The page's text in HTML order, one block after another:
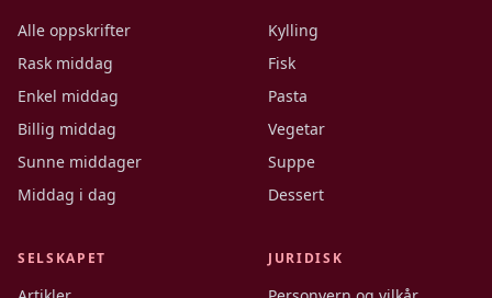
Alle oppskrifter
Rask middag
Enkel middag
Billig middag
Sunne middager
Middag i dag
Kylling
Fisk
Pasta
Vegetar
Suppe
Dessert
SELSKAPET JURIDISK